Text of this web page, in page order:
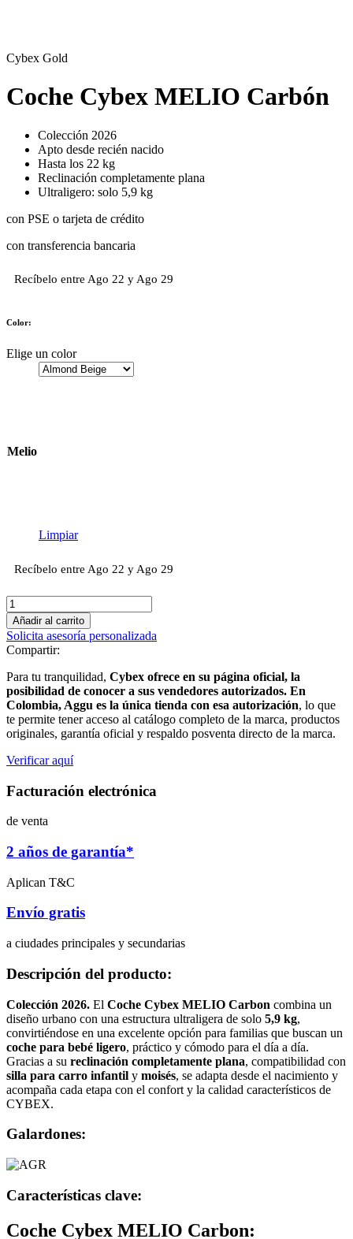
Cybex Gold
Coche Cybex MELIO Carbón
Colección 2026
Apto desde recién nacido
Hasta los 22 kg
Reclinación completamente plana
Ultraligero: solo 5,9 kg
con PSE o tarjeta de crédito
con transferencia bancaria
Recíbelo entre Ago 22 y Ago 29
Color:
Elige un color
Melio
Limpiar
Recíbelo entre Ago 22 y Ago 29
Coche
Cybex
MELIO
Carbón
cantidad
Añadir al carrito
Solicita asesoría personalizada
Compartir:
Para tu tranquilidad, Cybex ofrece en su página oficial, la
posibilidad de conocer a sus vendedores autorizados. En
Colombia, Aggu es la única tienda con esa autorización, lo que
te permite tener acceso al catálogo completo de la marca, productos
originales, garantía oficial y respaldo posventa directo de la marca.
Verificar aquí
Facturación electrónica
de venta
2 años de garantía*
Aplican T&C
Envío gratis
a ciudades principales y secundarias
Descripción del producto:
Colección 2026. El Coche Cybex MELIO Carbon combina un
diseño urbano con una estructura ultraligera de solo 5,9 kg,
convirtiéndose en una excelente opción para familias que buscan un
coche para bebé ligero, práctico y cómodo para el día a día.
Gracias a su reclinación completamente plana, compatibilidad con
silla para carro infantil y moisés, se adapta desde el nacimiento y
acompaña cada etapa con el confort y la calidad característicos de
CYBEX.
Galardones:
Características clave:
Coche Cybex MELIO Carbon: